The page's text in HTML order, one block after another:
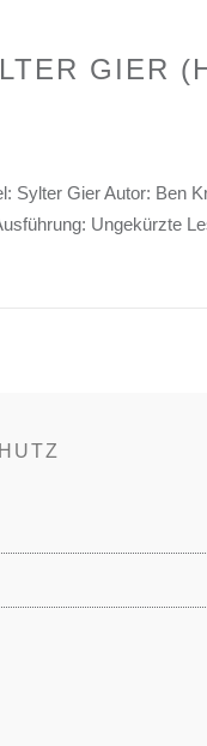
GIER
Sylter Gier Autor: Ben
Ungekürzte